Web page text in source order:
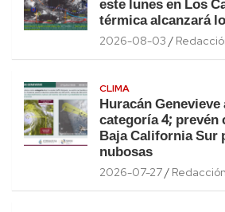
este lunes en Los
térmica alcanzará
2026-08-03
CLIMA
Huracán
categoría 4; prevén
Baja California Sur
nubosas
2026-07-27 Redacción